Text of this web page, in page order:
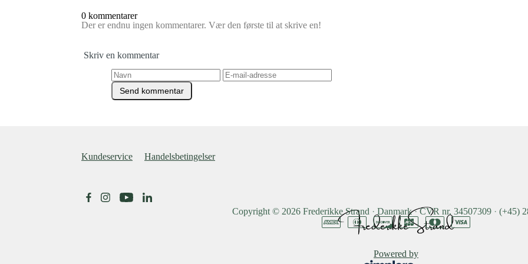
0 kommentarer
Der er endnu ingen kommentarer. Vær den første til at skrive en!
Skriv en kommentar
Kundeservice Handelsbetingelser
Copyright © 2026 Frederikke Strand · Danmark·CVR nr. 34507309 · (+45)
Powered by